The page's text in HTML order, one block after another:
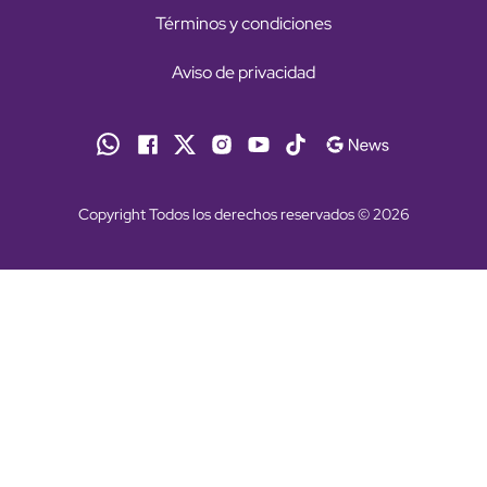
Términos y condiciones
Aviso de privacidad
Copyright Todos los derechos reservados © 2026